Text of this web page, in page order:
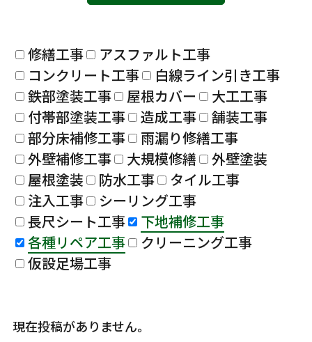
修繕工事
アスファルト工事
コンクリート工事
白線ライン引き工事
鉄部塗装工事
屋根カバー
大工工事
付帯部塗装工事
造成工事
舗装工事
部分床補修工事
雨漏り修繕工事
外壁補修工事
大規模修繕
外壁塗装
屋根塗装
防水工事
タイル工事
注入工事
シーリング工事
長尺シート工事
下地補修工事
各種リペア工事
クリーニング工事
仮設足場工事
現在投稿がありません。